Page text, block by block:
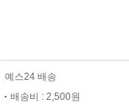
예스24 배송
배송비 : 2,500원